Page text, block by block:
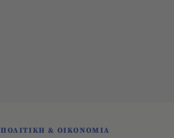
ΠΟΛΙΤΙΚΗ & ΟΙΚΟΝΟΜΙΑ